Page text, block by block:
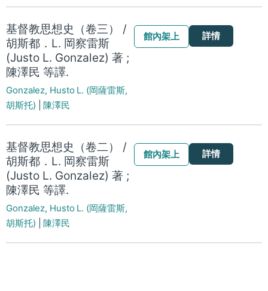
基督教思想史（卷三） /
胡斯都．L. 岡察雷斯
(Justo L. Gonzalez) 著 ;
陳澤民 等譯.
Gonzalez, Husto L. (岡薩雷斯,
胡斯托) |陳澤民
館內架上 詳情
基督教思想史（卷二） /
胡斯都．L. 岡察雷斯
(Justo L. Gonzalez) 著 ;
陳澤民 等譯.
Gonzalez, Husto L. (岡薩雷斯,
胡斯托) |陳澤民
館內架上 詳情